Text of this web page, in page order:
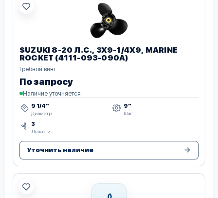
SUZUKI 8-20 Л.С., 3Х9-1/4Х9, MARINE
ROCKET (4111-093-090A)
Гребной винт
По запросу
Наличие уточняется
9 1/4"
Диаметр
9"
Шаг
3
Лопасти
Уточнить наличие